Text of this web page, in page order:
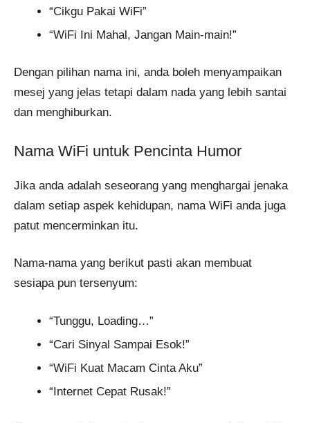
“Cikgu Pakai WiFi”
“WiFi Ini Mahal, Jangan Main-main!”
Dengan pilihan nama ini, anda boleh menyampaikan
mesej yang jelas tetapi dalam nada yang lebih santai
dan menghiburkan.
Nama WiFi untuk Pencinta Humor
Jika anda adalah seseorang yang menghargai jenaka
dalam setiap aspek kehidupan, nama WiFi anda juga
patut mencerminkan itu.
Nama-nama yang berikut pasti akan membuat
sesiapa pun tersenyum:
“Tunggu, Loading…”
“Cari Sinyal Sampai Esok!”
“WiFi Kuat Macam Cinta Aku”
“Internet Cepat Rusak!”